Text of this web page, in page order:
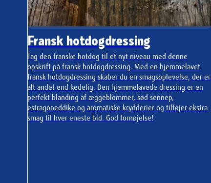
Fransk hotdogdressing
Tag den franske hotdog til et nyt niveau med denne
opskrift på fransk hotdogdressing. Med en hjemmelavet
fransk hotdogdressing skaber du en smagsoplevelse, der er
alt andet end kedelig. Den hjemmelavede dressing er en
perfekt blanding af æggeblommer, sød sennep,
estragoneddike og aromatiske krydderier og tilføjer ekstra
smag til hver eneste bid. God fornøjelse!